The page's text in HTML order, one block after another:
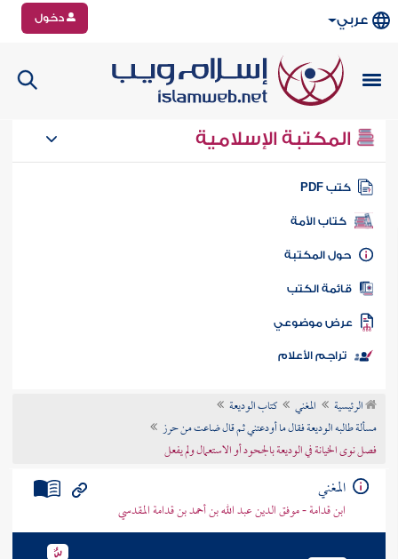
عربي دخول
المكتبة الإسلامية
كتب PDF
كتاب الأمة
المكتبة
الكتب
موضوعي
تراجم الأعلام
الرئيسية المغني
كتاب الوديعة
مسألة طالبه الوديعة فقال ما أودعتني ثم قال ضاعت من حرز
فصل نوى الخيانة في الوديعة بالجحود أو الاستعمال ولم يفعل
المغني
ابن قدامة - موفق الدين عبد الله بن أحمد بن قدامة المقدسي